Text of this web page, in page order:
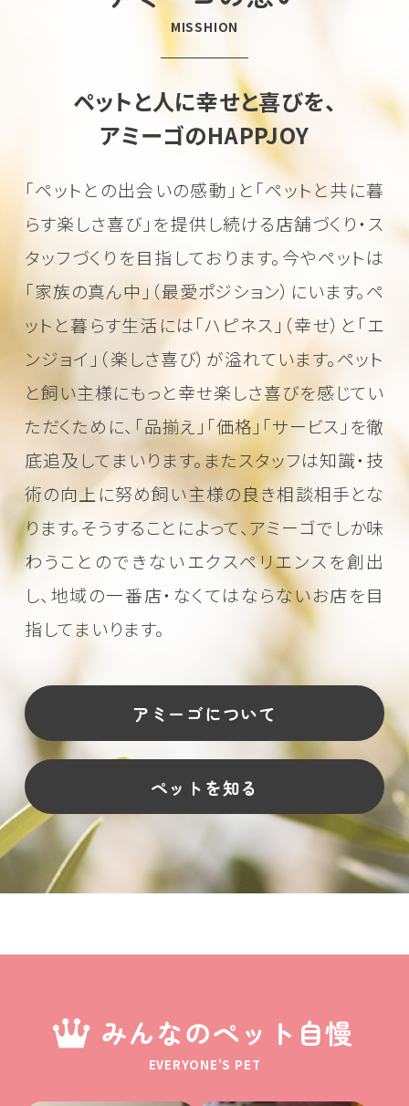
MISSHION
ペットと人に幸せと喜びを、
アミーゴのHAPPJOY
「ペットとの出会いの感動」と「ペットと共に暮
らす楽しさ喜び」を提供し続ける店舗づくり・ス
タッフづくりを目指しております。 今やペットは
「家族の真ん中」（最愛ポジション）にいます。ペ
ットと暮らす生活には「ハピネス」（幸せ）と「エ
ンジョイ」（楽しさ喜び）が溢れています。ペット
と飼い主様にもっと幸せ楽しさ喜びを感じてい
ただくために、 「品揃え」「価格」「サービス」を徹
底追及してまいります。またスタッフは知識・技
術の向上に努め飼い主様の良き相談相手とな
ります。そうすることによって、アミーゴでしか味
わうことのできないエクスペリエンスを創出
し、地域の一番店・なくてはならないお店を目
指してまいります。
アミーゴについて
ペットを知る
みんなのペット自慢
EVERYONE'S PET